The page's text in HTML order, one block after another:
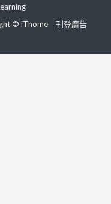
© iThome
刊登廣告